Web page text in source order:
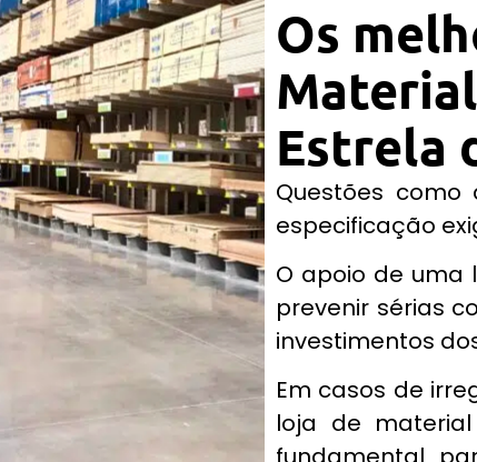
Os
Estrela
Questões
especificação
O apoio de uma
prevenir sérias
investimentos
Em casos de
loja de